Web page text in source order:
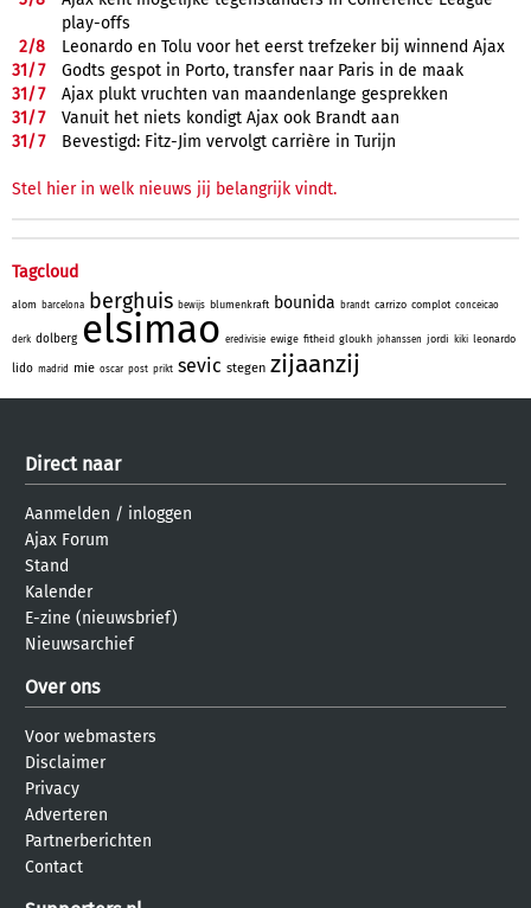
play-offs
2/8
Leonardo en Tolu voor het eerst trefzeker bij winnend Ajax
31/7
Godts gespot in Porto, transfer naar Paris in de maak
31/7
Ajax plukt vruchten van maandenlange gesprekken
31/7
Vanuit het niets kondigt Ajax ook Brandt aan
31/7 Bevestigd: Fitz-Jim vervolgt carrière in Turijn
Stel hier in welk nieuws jij belangrijk vindt.
Tagcloud
alom barcelona berghuis bewijs blumenkraft bounida brandt carrizo complot conceicao
derk dolberg elsimao eredivisie ewige fitheid gloukh johanssen jordi kiki leonardo
lido madrid mie oscar post prikt sevic stegen zijaanzij
Direct naar
Aanmelden / inloggen
Ajax Forum
Stand
Kalender
E-zine (nieuwsbrief)
Nieuwsarchief
Over ons
Voor webmasters
Disclaimer
Privacy
Adverteren
Partnerberichten
Contact